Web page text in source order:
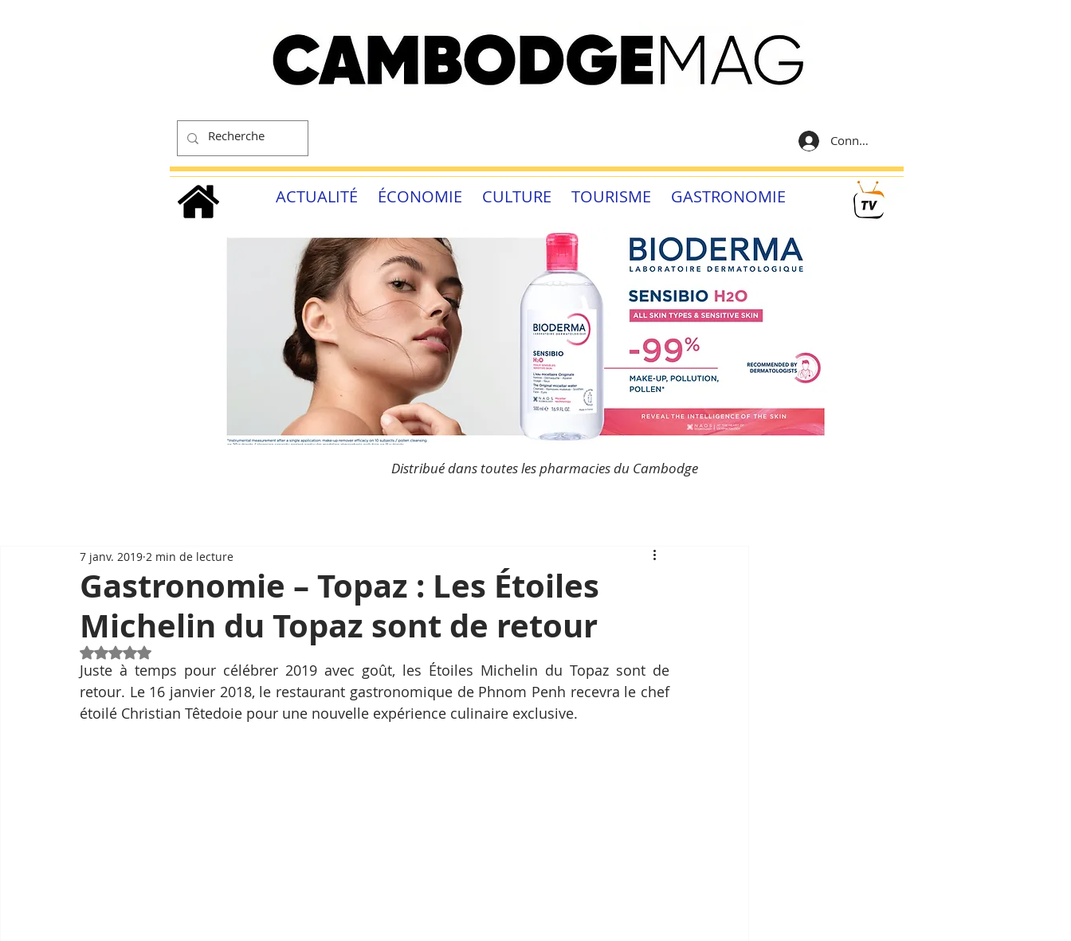
Connexion
ACTUALITÉ ÉCONOMIE CULTURE TOURISME GASTRONOMIE
Distribué dans toutes les pharmacies du Cambodge
Gastronomie – Topaz : Les Étoiles
Michelin du Topaz sont de retour
7 janv. 2019 2 min de lecture
Noté NaN étoiles sur 5.
Juste à temps pour célébrer 2019 avec goût, les Étoiles Michelin du Topaz sont de
retour. Le 16 janvier 2018, le restaurant gastronomique de Phnom Penh recevra le chef
étoilé Christian Têtedoie pour une nouvelle expérience culinaire exclusive.